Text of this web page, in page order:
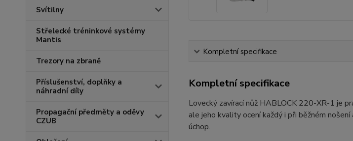
Svítilny
Střelecké tréninkové systémy
Mantis
Trezory na zbraně
Příslušenství, doplňky a
náhradní díly
Propagační předměty a oděvy
CZUB
Kompletní specifikace
Kompletní specifikace
Lovecký zavírací nůž HABLOCK 220-XR-1 je
ale jeho kvality ocení každý i při běžném
úchop.